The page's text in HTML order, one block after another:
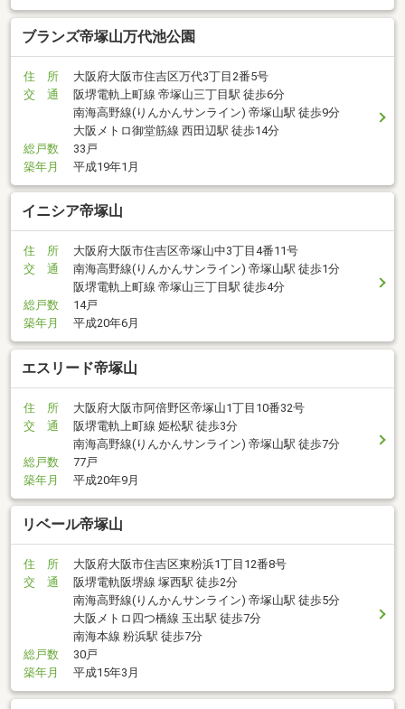
ブランズ帝塚山万代池公園
住 所
大阪府大阪市住吉区万代3丁目2番5号
交 通
阪堺電軌上町線 帝塚山三丁目駅 徒歩6分
南海高野線(りんかんサンライン) 帝塚山駅 徒歩9分
大阪メトロ御堂筋線 西田辺駅 徒歩14分
総戸数
33戸
築年月
平成19年1月
イニシア帝塚山
住 所
大阪府大阪市住吉区帝塚山中3丁目4番11号
交 通
南海高野線(りんかんサンライン) 帝塚山駅 徒歩1分
阪堺電軌上町線 帝塚山三丁目駅 徒歩4分
総戸数
14戸
築年月
平成20年6月
エスリード帝塚山
住 所
大阪府大阪市阿倍野区帝塚山1丁目10番32号
交 通
阪堺電軌上町線 姫松駅 徒歩3分
南海高野線(りんかんサンライン) 帝塚山駅 徒歩7分
総戸数
77戸
築年月
平成20年9月
リベール帝塚山
住 所
大阪府大阪市住吉区東粉浜1丁目12番8号
交 通
阪堺電軌阪堺線 塚西駅 徒歩2分
南海高野線(りんかんサンライン) 帝塚山駅 徒歩5分
大阪メトロ四つ橋線 玉出駅 徒歩7分
南海本線 粉浜駅 徒歩7分
総戸数
30戸
築年月
平成15年3月